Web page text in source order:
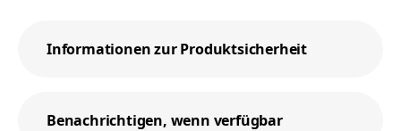
Informationen zur Produktsicherheit
Benachrichtigen, wenn verfügbar